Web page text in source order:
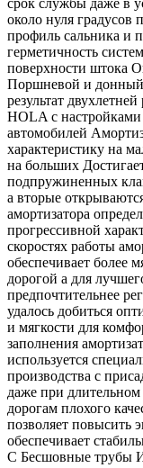
около нуля
профиль сальника и
герметичность
поверхности штока
Поршневой и донный
результат
HOLA с настройками
автомобилей
характеристику на
на больших
подпружиненных
а вторые
амортизатора
прогрессивной
скоростях работы
обеспечивает более
дорогой а для
предпочтительнее
удалось добиться
и мягкости для
заполнения
используется
производства с
даже при
дорогам плохого
позволяет повысить
обеспечивает
С Бесшовные трубы